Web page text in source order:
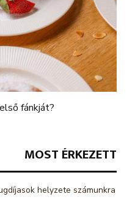
fánkját?
MOST ÉRKEZETT
helyzete számunkra